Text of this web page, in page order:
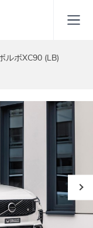
ルボXC90 (LB)